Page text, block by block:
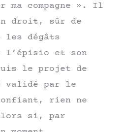
ma compagne ». Il
droit, sûr de
dégâts
l’épisio et son
le projet de
validé par le
rien ne
si, par